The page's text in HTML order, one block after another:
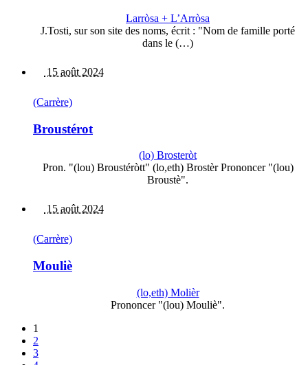
Larròsa + L’Arròsa
J.Tosti, sur son site des noms, écrit : "Nom de famille porté
dans le (…)
15 août 2024
(Carrère)
Broustérot
(lo) Brosteròt
Pron. "(lou) Broustéròtt" (lo,eth) Brostèr Prononcer "(lou)
Broustè".
15 août 2024
(Carrère)
Mouliè
(lo,eth) Molièr
Prononcer "(lou) Mouliè".
1
2
3